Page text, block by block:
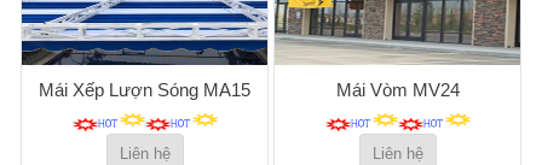
Mái Xếp Lượn Sóng MA15
Liên hệ
Mái Vòm MV24
Liên hệ